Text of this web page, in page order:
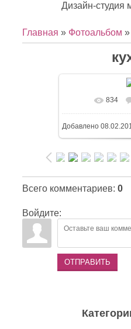
Дизайн-
Главная » Фотоальбом »
В реальном
834
Добавлено
Всего комментариев: 0
Войдите:
ОТПРАВИТЬ